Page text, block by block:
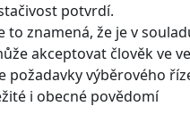
potvrdí.
to znamená, že je v
akceptovat člověk ve
požadavky výběrového
i obecné povědomí